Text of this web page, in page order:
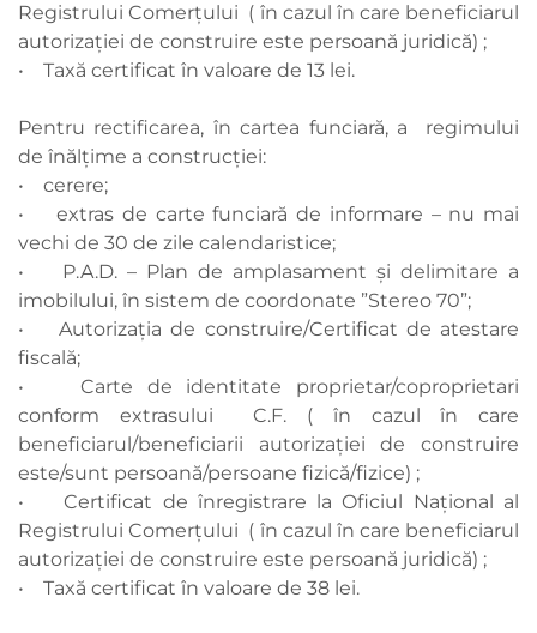
Registrului Comerțului ( în cazul în care beneficiarul
autorizației de construire este persoană juridică) ;
• Taxă certificat în valoare de 13 lei.
Pentru rectificarea, în cartea funciară, a regimului
de înălțime a construcției:
• cerere;
• extras de carte funciară de informare – nu mai
vechi de 30 de zile calendaristice;
• P.A.D. – Plan de amplasament și delimitare a
imobilului, în sistem de coordonate ”Stereo 70”;
• Autorizația de construire/Certificat de atestare
fiscală;
• Carte de identitate proprietar/coproprietari
conform extrasului C.F. ( în cazul în care
beneficiarul/beneficiarii autorizației de construire
este/sunt persoană/persoane fizică/fizice) ;
• Certificat de înregistrare la Oficiul Național al
Registrului Comerțului ( în cazul în care beneficiarul
autorizației de construire este persoană juridică) ;
• Taxă certificat în valoare de 38 lei.